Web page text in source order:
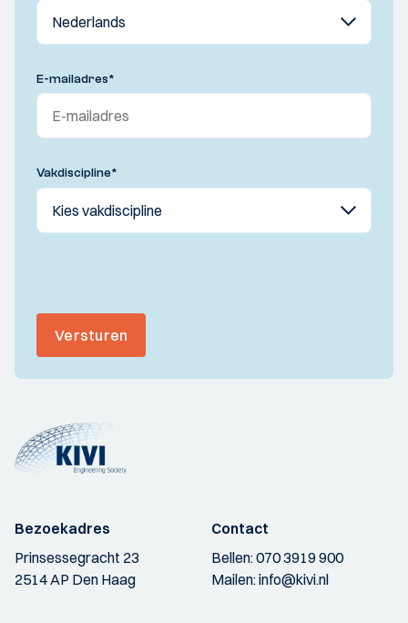
E-mailadres*
Vakdiscipline*
Versturen
Bezoekadres
Prinsessegracht 23
2514 AP Den Haag
Contact
Bellen:070 3919 900
Mailen:info@kivi.nl